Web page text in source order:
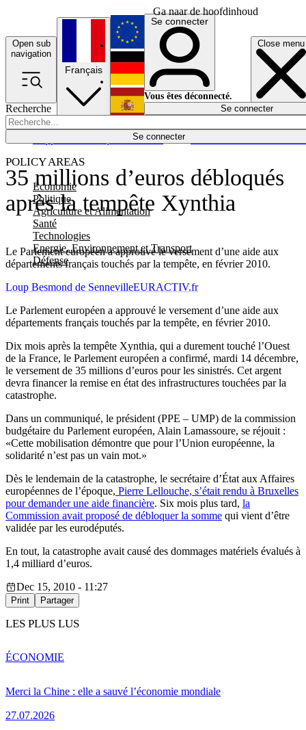
Ga naar de hoofdinhoud
Open sub
navigation
Close menu
Recherche
Se connecter
POLICY AREAS
Economie
Politique
Agriculture et Alimentation
Santé
Technologies
Energie, Environnement et Transport
Défense
Économie
Français
English
Deutsch
Español
Se connecter
Vous êtes déconnecté.
Se connecter
35 millions d’euros débloqués
après la tempête Xynthia
Le Parlement européen a approuvé le versement d’une aide aux
départements français touchés par la tempête, en février 2010.
Loup Besmond de SennevilleEURACTIV.fr
Le Parlement européen a approuvé le versement d’une aide aux
départements français touchés par la tempête, en février 2010.
Dix mois après la tempête Xynthia, qui a durement touché l’Ouest
de la France, le Parlement européen a confirmé, mardi 14 décembre,
le versement de 35 millions d’euros pour les sinistrés. Cet argent
devra financer la remise en état des infrastructures touchées par la
catastrophe.
Dans un communiqué, le président (PPE – UMP) de la commission
budgétaire du Parlement européen, Alain Lamassoure, se réjouit :
«Cette mobilisation démontre que pour l’Union européenne, la
solidarité n’est pas un vain mot.»
Dès le lendemain de la catastrophe, le secrétaire d’État aux Affaires
européennes de l’époque, Pierre Lellouche, s’était rendu à Bruxelles
pour demander une aide financière. Six mois plus tard, la
Commission avait proposé de débloquer la somme qui vient d’être
validée par les eurodéputés.
En tout, la catastrophe avait causé des dommages matériels évalués à
1,4 milliard d’euros.
Dec 15, 2010 - 11:27
Print Partager
LES PLUS LUS
Merci la Chine : elle a sauvé l’économie mondiale
27.07.2026
ÉCONOMIE